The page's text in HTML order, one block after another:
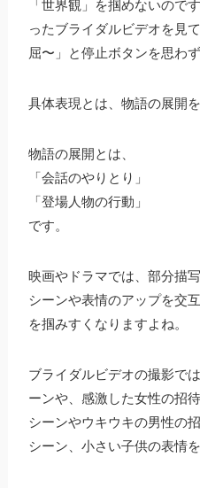
「世界観」を掴めないので
ったブライダルビデオを見
屈〜」と停止ボタンを思わ
具体表現とは、物語の展開
物語の展開とは、
「会話のやりとり」
「登場人物の行動」
です。
映画やドラマでは、部分描
シーンや表情のアップを交
を掴みすくなりますよね。
ブライダルビデオの撮影で
ーンや、感激した女性の招
シーンやウキウキの男性の
シーン、小さい子供の表情